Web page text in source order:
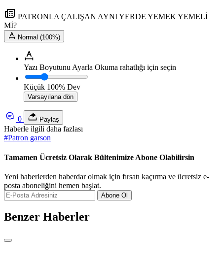
PATRONLA ÇALIŞAN AYNI YERDE YEMEK YEMELİ
Mİ?
Normal (100%)
Yazı Boyutunu Ayarla Okuma rahatlığı için seçin
Küçük 100% Dev
Varsayılana dön
0 Paylaş
Haberle ilgili daha fazlası
#Patron garson
Tamamen Ücretsiz Olarak Bültenimize Abone Olabilirsin
Yeni haberlerden haberdar olmak için fırsatı kaçırma ve ücretsiz e-
posta aboneliğini hemen başlat.
Abone Ol
Benzer Haberler